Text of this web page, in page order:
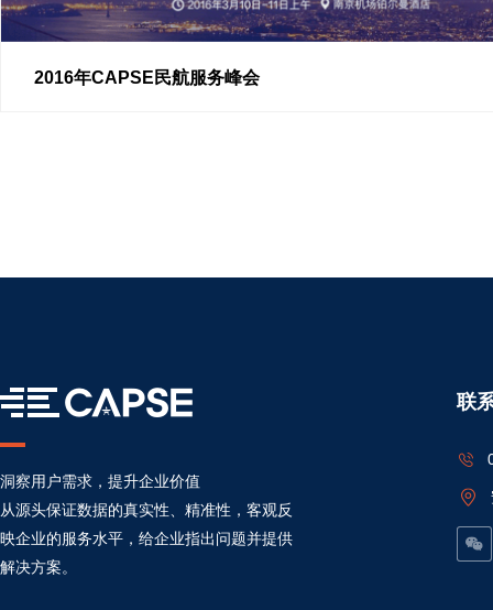
2016年CAPSE民航服务峰会
洞察用户需求，提升企业价值
从源头保证数据的真实性、精准性，客观反
映企业的服务水平，给企业指出问题并提供
解决方案。
联